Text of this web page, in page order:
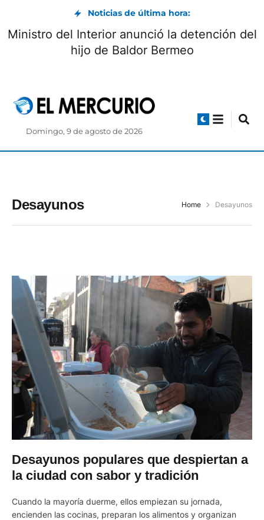
Noticias de última hora:
Ministro del Interior anunció la detención del
hijo de Baldor Bermeo
Domingo, 9 de agosto de 2026
Desayunos Home Desayunos
Desayunos populares que despiertan a
la ciudad con sabor y tradición
Cuando la mayoría duerme, ellos empiezan su jornada,
encienden las cocinas, preparan los alimentos y organizan